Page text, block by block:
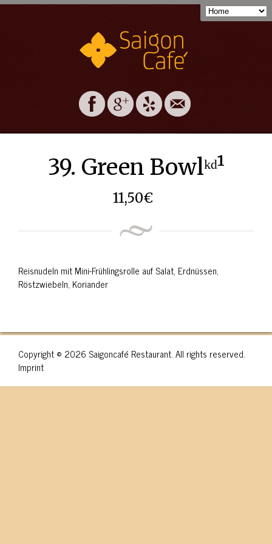
39. Green Bowlᵏᵈ¹
11,50€
Reisnudeln mit Mini-Frühlingsrolle auf Salat, Erdnüssen,
Röstzwiebeln, Koriander
Copyright © 2026 Saigoncafé Restaurant. All rights reserved.
Imprint